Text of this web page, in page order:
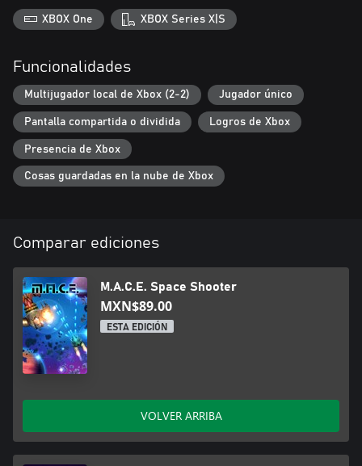
XBOX One XBOX Series X|S
Funcionalidades
Multijugador local de Xbox (2-2) Jugador único
Pantalla compartida o dividida Logros de Xbox
Presencia de Xbox
Cosas guardadas en la nube de Xbox
Comparar ediciones
M.A.C.E. Space Shooter
MXN$89.00
ESTA EDICIÓN
VOLVER ARRIBA